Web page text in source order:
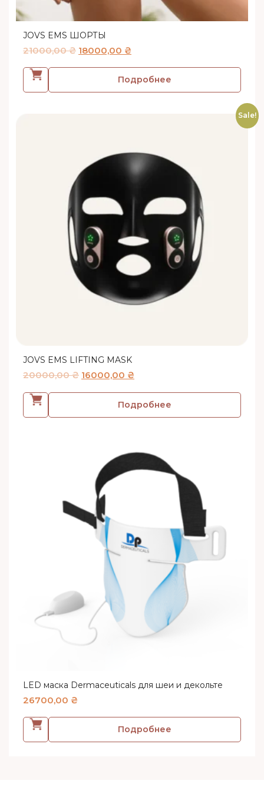
JOVS EMS ШОРТЫ
21000,00₴ 18000,00 ₴
Подробнее
Sale!
JOVS EMS LIFTING MASK
20000,00₴ 16000,00 ₴
Подробнее
LED маска Dermaceuticals для шеи и декольте
26700,00 ₴
Подробнее